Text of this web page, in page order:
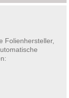
Folienhersteller,